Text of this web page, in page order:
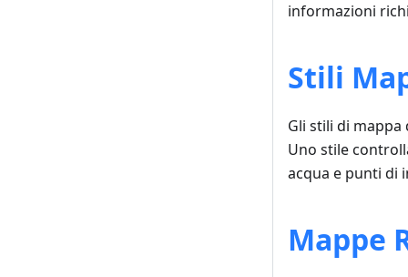
informazioni
Stili
Gli stili di
Uno stile
acqua e punti di
Mappe